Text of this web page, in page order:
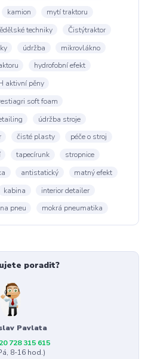
kamion
mytí traktoru
techniky
Čistýtraktor
údržba
mikrovlákno
hydrofobní efekt
aktivní pěny
soft foam
údržba stroje
čisté plasty
péče o stroj
tapecírunk
stropnice
antistatický
matný efekt
kabina
interior detailer
pneu mokrá pneumatika
poradit?
Pavlata
728 315 615
8-16 hod.)